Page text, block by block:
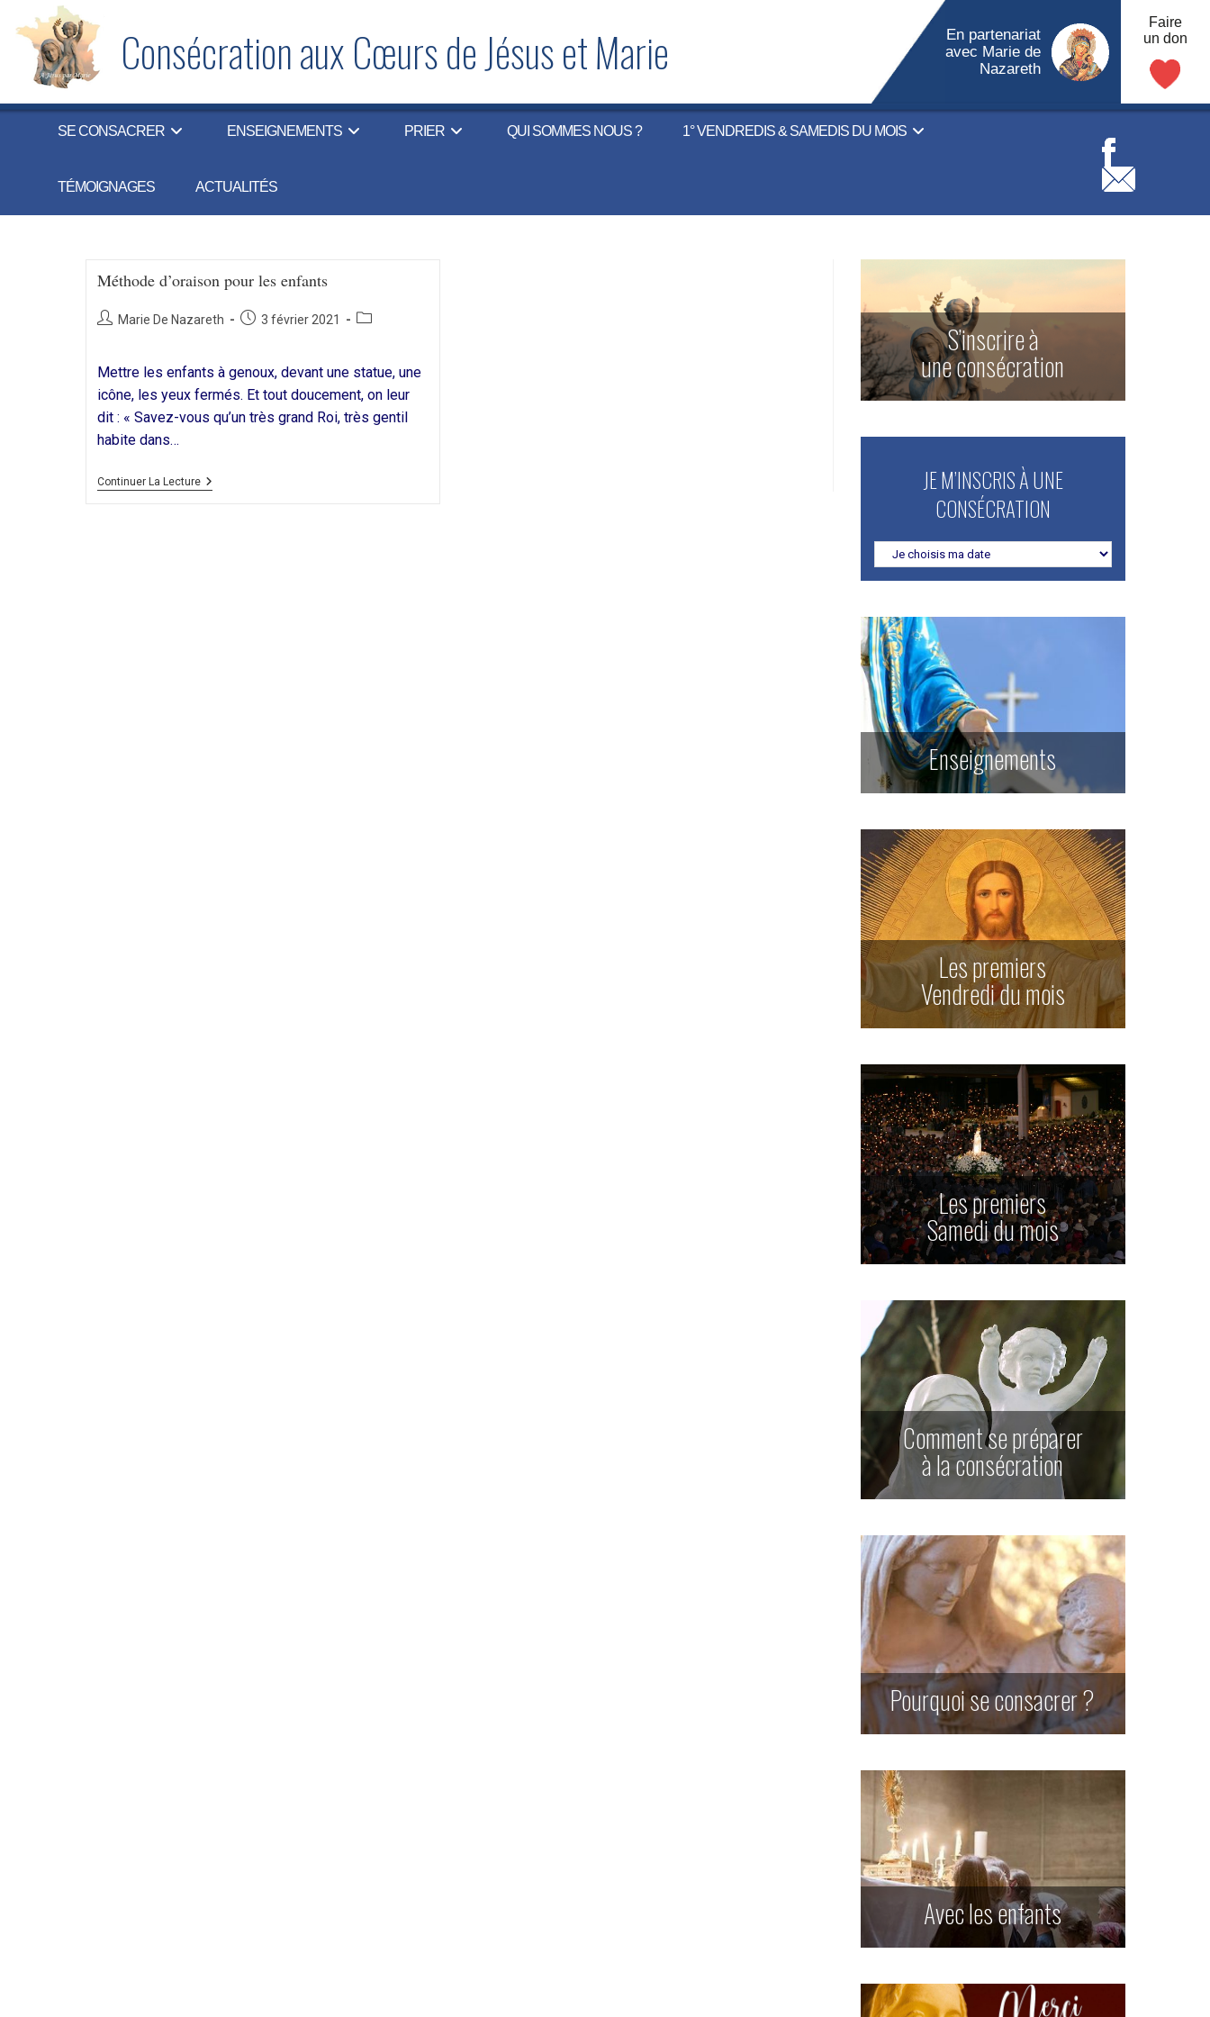
content
Consécration aux Cœurs de Jésus et Marie
En partenariat
avec Marie de
Nazareth
Faire
un don
SE CONSACRER ENSEIGNEMENTS PRIER QUI SOMMES NOUS ? 1° VENDREDIS & SAMEDIS DU MOIS
TÉMOIGNAGES ACTUALITÉS
Méthode d’oraison pour les enfants
Auteur/autrice
publication :
Marie De Nazareth
Publication
3 février 2021
Post
Mettre les enfants à genoux, devant une statue, une
icône, les yeux fermés. Et tout doucement, on leur
dit : « Savez-vous qu’un très grand Roi, très gentil
habite dans…
Continuer La LectureMéthode
S’inscrire à
une consécration
JE M’INSCRIS À UNE
CONSÉCRATION
Enseignements
Les premiers
Vendredi du mois
Les premiers
Samedi du mois
Comment se préparer
à la consécration
Pourquoi se consacrer ?
Avec les enfants